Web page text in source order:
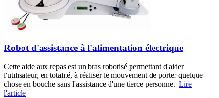
Robot d'assistance à l'alimentation électrique
Cette aide aux repas est un bras robotisé permettant d'aider
l'utilisateur, en totalité, à réaliser le mouvement de porter quelque
chose en bouche sans l'assistance d'une tierce personne. Lire
l'article